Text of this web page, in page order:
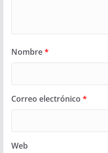
Nombre*
Correo electrónico *
Web